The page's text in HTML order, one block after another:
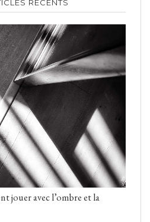
RÉCENTS
jouer avec l’ombre et la